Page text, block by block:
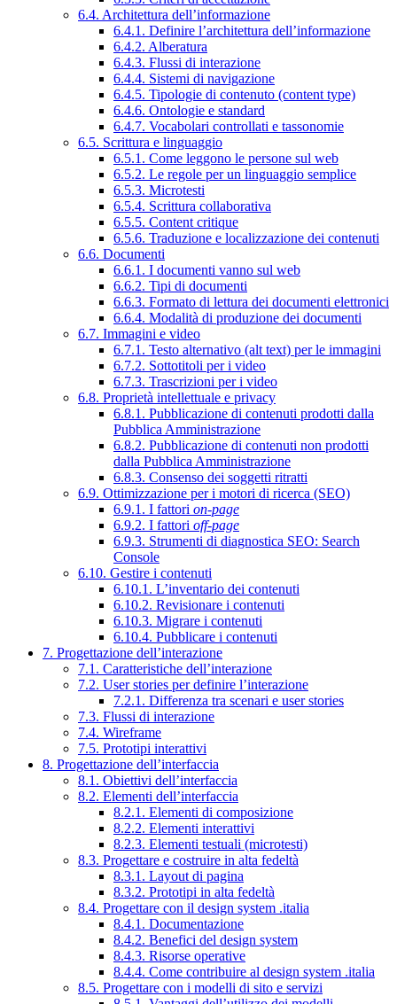
6.4. Architettura dell’informazione
6.4.1. Definire l’architettura dell’informazione
6.4.2. Alberatura
6.4.3. Flussi di interazione
6.4.4. Sistemi di navigazione
6.4.5. Tipologie di contenuto (content type)
6.4.6. Ontologie e standard
6.4.7. Vocabolari controllati e tassonomie
6.5. Scrittura e linguaggio
6.5.1. Come leggono le persone sul web
6.5.2. Le regole per un linguaggio semplice
6.5.3. Microtesti
6.5.4. Scrittura collaborativa
6.5.5. Content critique
6.5.6. Traduzione e localizzazione dei contenuti
6.6. Documenti
6.6.1. I documenti vanno sul web
6.6.2. Tipi di documenti
6.6.3. Formato di lettura dei documenti elettronici
6.6.4. Modalità di produzione dei documenti
6.7. Immagini e video
6.7.1. Testo alternativo (alt text) per le immagini
6.7.2. Sottotitoli per i video
6.7.3. Trascrizioni per i video
6.8. Proprietà intellettuale e privacy
6.8.1. Pubblicazione di contenuti prodotti dalla
Pubblica Amministrazione
6.8.2. Pubblicazione di contenuti non prodotti
dalla Pubblica Amministrazione
6.8.3. Consenso dei soggetti ritratti
6.9. Ottimizzazione per i motori di ricerca (SEO)
6.9.1. I fattori on-page
6.9.2. I fattori off-page
6.9.3. Strumenti di diagnostica SEO: Search
Console
6.10. Gestire i contenuti
6.10.1. L’inventario dei contenuti
6.10.2. Revisionare i contenuti
6.10.3. Migrare i contenuti
6.10.4. Pubblicare i contenuti
7. Progettazione dell’interazione
7.1. Caratteristiche dell’interazione
7.2. User stories per definire l’interazione
7.2.1. Differenza tra scenari e user stories
7.3. Flussi di interazione
7.4. Wireframe
7.5. Prototipi interattivi
8. Progettazione dell’interfaccia
8.1. Obiettivi dell’interfaccia
8.2. Elementi dell’interfaccia
8.2.1. Elementi di composizione
8.2.2. Elementi interattivi
8.2.3. Elementi testuali (microtesti)
8.3. Progettare e costruire in alta fedeltà
8.3.1. Layout di pagina
8.3.2. Prototipi in alta fedeltà
8.4. Progettare con il design system .italia
8.4.1. Documentazione
8.4.2. Benefici del design system
8.4.3. Risorse operative
8.4.4. Come contribuire al design system .italia
8.5. Progettare con i modelli di sito e servizi